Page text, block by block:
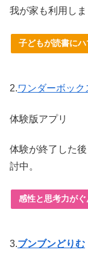
我が家も利用しま
子どもが読書に
2.ワンダーボック
体験版アプリ
体験が終了した
討中。
感性と思考力がぐ
3.ブンブンどりむ